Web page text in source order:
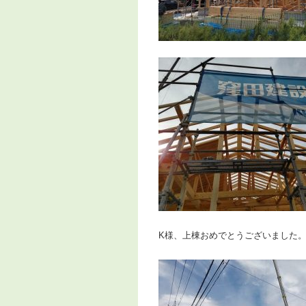
K様、上棟おめでとうございました。